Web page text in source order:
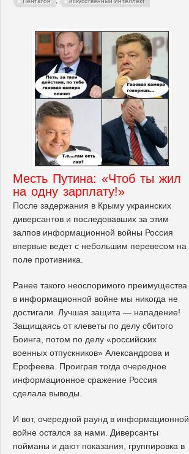
Месть Путина: «Чтоб ты жил
на одну зарплату!»
После задержания в Крыму украинских
диверсантов и последовавших за этим
залпов информационной войны Россия
впервые ведет с небольшим перевесом на
поле противника.
Ранее такого неоспоримого преимущества
в информационной войне мы никогда не
достигали. Лучшая защита — нападение!
Защищаясь от клеветы по делу сбитого
Боинга, потом по делу «российских
военных отпускников» Александрова и
Ерофеева. Проиграв тогда очередное
информационное сражение Россия
сделала выводы.
И вот, очередной раунд в информационной
войне остался за нами. Диверсанты
пойманы и дают показания, группировка в